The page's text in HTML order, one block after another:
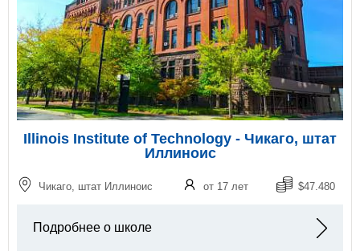
Illinois Institute of Technology - Чикаго, штат
Иллиноис
Чикаго, штат Иллиноис от 17 лет $47.480
Подробнее о школе